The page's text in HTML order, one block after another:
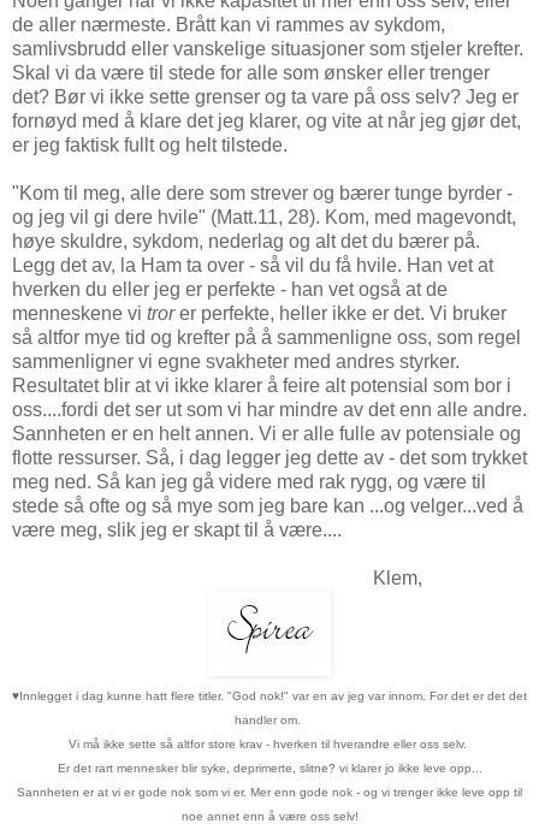
de aller nærmeste. Brått kan vi rammes av sykdom,
samlivsbrudd eller vanskelige situasjoner som stjeler krefter.
Skal vi da være til stede for alle som ønsker eller trenger
det? Bør vi ikke sette grenser og ta vare på oss selv? Jeg er
fornøyd med å klare det jeg klarer, og vite at når jeg gjør det,
er jeg faktisk fullt og helt tilstede.
"Kom til meg, alle dere som strever og bærer tunge byrder -
og jeg vil gi dere hvile" (Matt.11, 28). Kom, med magevondt,
høye skuldre, sykdom, nederlag og alt det du bærer på.
Legg det av, la Ham ta over - så vil du få hvile. Han vet at
hverken du eller jeg er perfekte - han vet også at de
menneskene vi trorer perfekte, heller ikke er det. Vi bruker
så altfor mye tid og krefter på å sammenligne oss, som regel
sammenligner vi egne svakheter med andres styrker.
Resultatet blir at vi ikke klarer å feire alt potensial som bor i
oss....fordi det ser ut som vi har mindre av det enn alle andre.
Sannheten er en helt annen. Vi er alle fulle av potensiale og
flotte ressurser. Så, i dag legger jeg dette av - det som trykket
meg ned. Så kan jeg gå videre med rak rygg, og være til
stede så ofte og så mye som jeg bare kan ...og velger...ved å
være meg, slik jeg er skapt til å være....
Klem,
♥Innlegget i dag kunne hatt flere titler. "God nok!" var en av jeg var innom. For det er det det
handler om.
Vi må ikke sette så altfor store krav - hverken til hverandre eller oss selv.
Er det rart mennesker blir syke, deprimerte, slitne? vi klarer jo ikke leve opp...
Sannheten er at vi er gode nok som vi er. Mer enn gode nok - og vi trenger ikke leve opp til
noe annet enn å være oss selv!